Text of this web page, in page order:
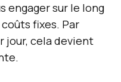
engager sur le long
fixes. Par
jour, cela devient